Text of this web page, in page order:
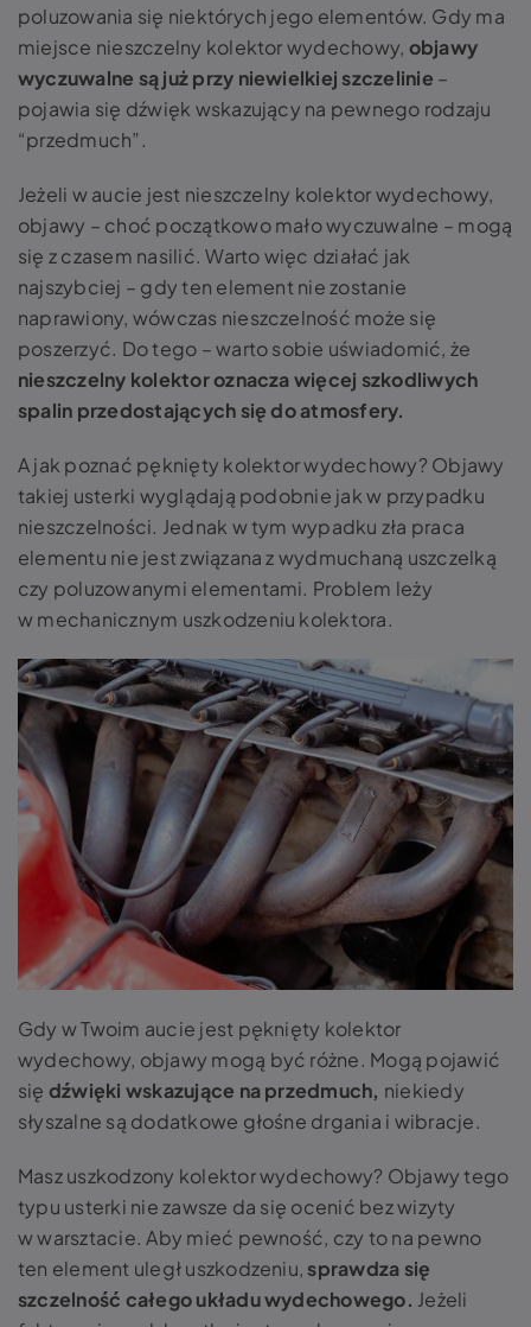
poluzowania się niektórych jego elementów. Gdy ma
miejsce nieszczelny kolektor wydechowy, objawy
wyczuwalne są już przy niewielkiej szczelinie –
pojawia się dźwięk wskazujący na pewnego rodzaju
“przedmuch”.
Jeżeli w aucie jest nieszczelny kolektor wydechowy,
objawy – choć początkowo mało wyczuwalne – mogą
się z czasem nasilić. Warto więc działać jak
najszybciej – gdy ten element nie zostanie
naprawiony, wówczas nieszczelność może się
poszerzyć. Do tego – warto sobie uświadomić, że
nieszczelny kolektor oznacza więcej szkodliwych
spalin przedostających się do atmosfery.
A jak poznać pęknięty kolektor wydechowy? Objawy
takiej usterki wyglądają podobnie jak w przypadku
nieszczelności. Jednak w tym wypadku zła praca
elementu nie jest związana z wydmuchaną uszczelką
czy poluzowanymi elementami. Problem leży
w mechanicznym uszkodzeniu kolektora.
Gdy w Twoim aucie jest pęknięty kolektor
wydechowy, objawy mogą być różne. Mogą pojawić
się dźwięki wskazujące na przedmuch, niekiedy
słyszalne są dodatkowe głośne drgania i wibracje.
Maszuszkodzony kolektor wydechowy? Objawytego
typu usterki nie zawsze da się ocenić bez wizyty
w warsztacie. Aby mieć pewność, czy to na pewno
ten element uległ uszkodzeniu, sprawdza się
szczelność całego układu wydechowego. Jeżeli